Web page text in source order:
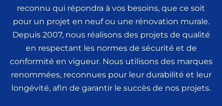
reconnu qui répondra à vos besoins, que ce soit
pour un projet en neuf ou une rénovation murale.
Depuis 2007, nous réalisons des projets de qualité
en respectant les normes de sécurité et de
conformité en vigueur. Nous utilisons des marques
renommées, reconnues pour leur durabilité et leur
longévité, afin de garantir le succès de nos projets.